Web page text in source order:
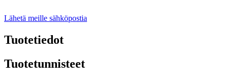
Lähetä meille sähköpostia
Tuotetiedot
Tuotetunnisteet